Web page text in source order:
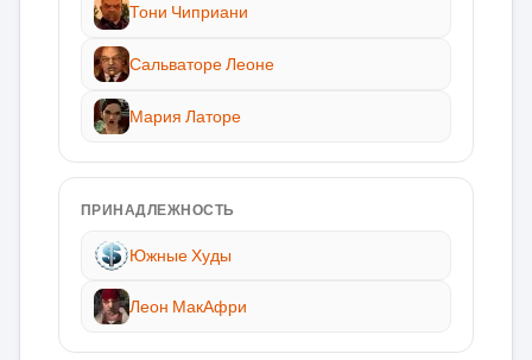
Тони Чиприани
Сальваторе Леоне
Мария Латоре
ПРИНАДЛЕЖНОСТЬ
Южные Худы
Леон МакАфри